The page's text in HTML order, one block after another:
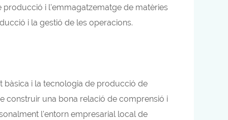
i l'emmagatzematge de matèries
i la gestió de les operacions.
bàsica i la tecnologia de producció de
construir una bona relació de comprensió i
l'entorn empresarial local de